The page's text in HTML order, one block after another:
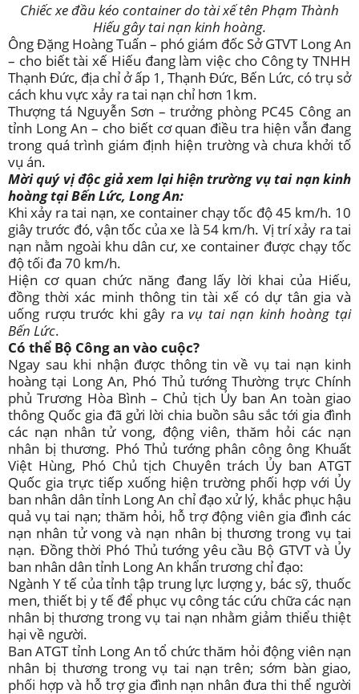
Chiếc xe đầu kéo container do tài xế tên Phạm Thành
Hiếu gây tai nạn kinh hoàng.
Ông Đặng Hoàng Tuấn – phó giám đốc Sở GTVT Long An
– cho biết tài xế Hiếu đang làm việc cho Công ty TNHH
Thạnh Đức, địa chỉ ở ấp 1, Thạnh Đức, Bến Lức, có trụ sở
cách khu vực xảy ra tai nạn chỉ hơn 1km.
Thượng tá Nguyễn Sơn – trưởng phòng PC45 Công an
tỉnh Long An – cho biết cơ quan điều tra hiện vẫn đang
trong quá trình giám định hiện trường và chưa khởi tố
vụ án.
Mời quý vị độc giả xem lại hiện trường vụ tai nạn kinh
hoàng tại Bến Lức, Long An:
Khi xảy ra tai nạn, xe container chạy tốc độ 45 km/h. 10
giây trước đó, vận tốc của xe là 54 km/h. Vị trí xảy ra tai
nạn nằm ngoài khu dân cư, xe container được chạy tốc
độ tối đa 70 km/h.
Hiện cơ quan chức năng đang lấy lời khai của Hiếu,
đồng thời xác minh thông tin tài xế có dự tân gia và
uống rượu trước khi gây ravụ tai nạn kinh hoàng tại
Bến Lức.
Có thể Bộ Công an vào cuộc?
Ngay sau khi nhận được thông tin về vụ tai nạn kinh
hoàng tại Long An, Phó Thủ tướng Thường trực Chính
phủ Trương Hòa Bình – Chủ tịch Ủy ban An toàn giao
thông Quốc gia đã gửi lời chia buồn sâu sắc tới gia đình
các nạn nhân tử vong, động viên, thăm hỏi các nạn
nhân bị thương. Phó Thủ tướng phân công ông Khuất
Việt Hùng, Phó Chủ tịch Chuyên trách Ủy ban ATGT
Quốc gia trực tiếp xuống hiện trường phối hợp với Ủy
ban nhân dân tỉnh Long An chỉ đạo xử lý, khắc phục hậu
quả vụ tai nạn; thăm hỏi, hỗ trợ động viên gia đình các
nạn nhân tử vong và nạn nhân bị thương trong vụ tai
nạn. Đồng thời Phó Thủ tướng yêu cầu Bộ GTVT và Ủy
ban nhân dân tỉnh Long An khẩn trương chỉ đạo:
Ngành Y tế của tỉnh tập trung lực lượng y, bác sỹ, thuốc
men, thiết bị y tế để phục vụ công tác cứu chữa các nạn
nhân bị thương trong vụ tai nạn nhằm giảm thiểu thiệt
hại về người.
Ban ATGT tỉnh Long An tổ chức thăm hỏi động viên nạn
nhân bị thương trong vụ tai nạn trên; sớm bàn giao,
phối hợp và hỗ trợ gia đình nạn nhân đưa thi thể người